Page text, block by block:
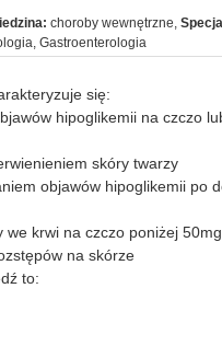
choroby wewnętrzne,
Gastroenterologia
się:
hipoglikemii na czczo
skóry twarzy
objawów hipoglikemii po
we krwi na czczo poniżej
na skórze
to: